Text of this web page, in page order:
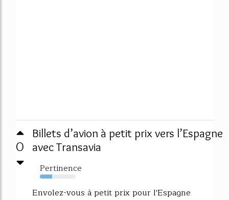
0
Billets d’avion à petit prix vers l’Espagne
avec Transavia
Pertinence
34%
Envolez-vous à petit prix pour l'Espagne